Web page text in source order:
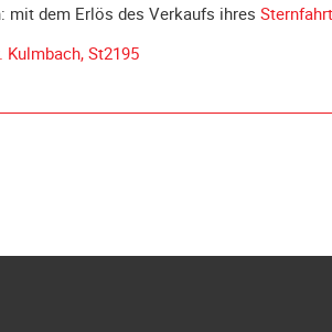
mit dem Erlös des Verkaufs ihres
Kulmbach, St2195